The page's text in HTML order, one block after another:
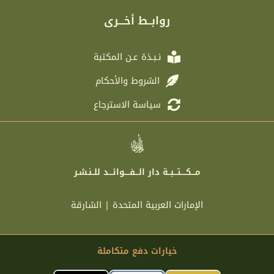
a
b
o
k
t
r
g
روابــط أخـــرى
نـبـذة عـن المكتبة
الشروط والأحكام
سياسة الاسترجاع
مـــكــــتـــبــة دار الـــفــــوائـــد للــنـشـر
الإمارات العربية المتحدة | الشارقة
خيارات دفع متكاملة